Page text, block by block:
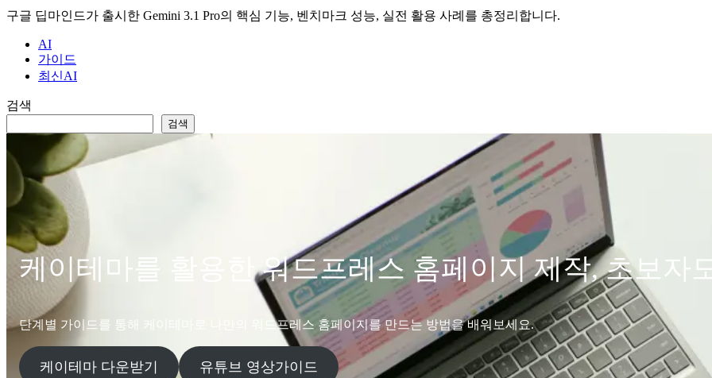
구글 딥마인드가 출시한 Gemini 3.1 Pro의 핵심 기능, 벤치마크 성능, 실전 활용 사례를 총정리합니다.
AI
가이드
최신AI
검색
검색
케이테마를 활용한 워드프레스 홈페이지 제작, 초보자
단계별 가이드를 통해 케이테마로 나만의 워드프레스 홈페이지를 만드는 방법을 배워보세요.
케이테마 다운받기 유튜브 영상가이드